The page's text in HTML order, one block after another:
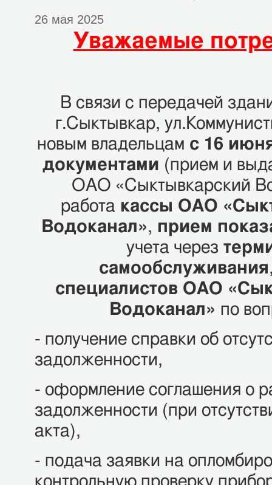
26 мая 2025
Уважаемые
В связи с передачей
г.Сыктывкар,
новым владельцам с 16
документами (прием и
ОАО «Сыктывкарский
работа кассы ОАО
Водоканал», прием
учета через
самообслуживания
специалистов ОАО
Водоканал» по
- получение справки об
задолженности,
- оформление соглашения о
задолженности (при
акта),
- подача заявки на